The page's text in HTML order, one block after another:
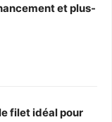
et plus-
filet idéal pour